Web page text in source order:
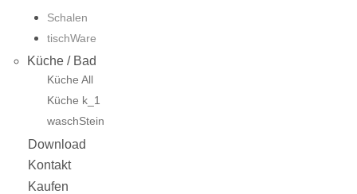
Schalen
tischWare
Küche / Bad
Küche All
Küche k_1
waschStein
Download
Kontakt
Kaufen